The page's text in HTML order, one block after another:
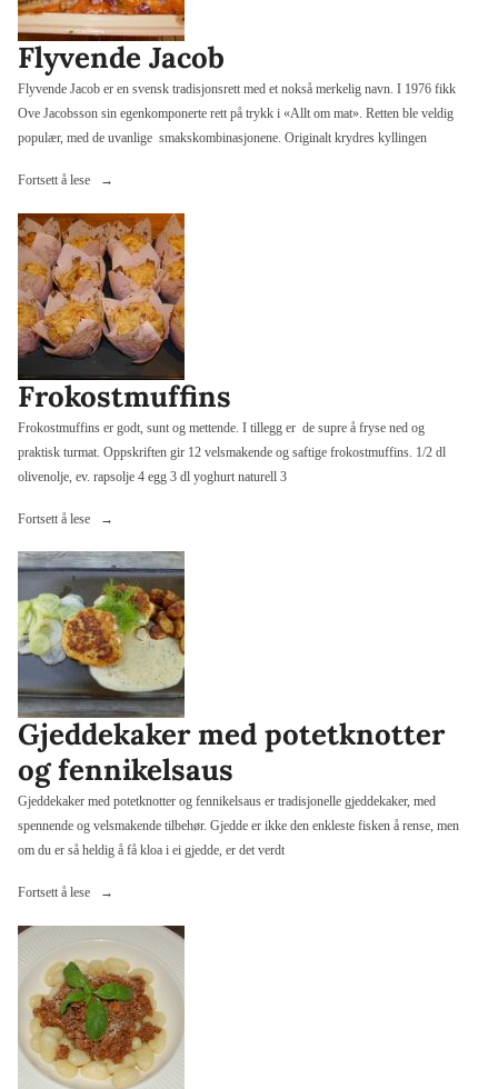
Flyvende Jacob
Flyvende Jacob er en svensk tradisjonsrett med et nokså merkelig navn. I 1976 fikk
Ove Jacobsson sin egenkomponerte rett på trykk i «Allt om mat». Retten ble veldig
populær, med de uvanlige smakskombinasjonene. Originalt krydres kyllingen
Fortsett å lese
«Flyvende
Frokostmuffins
Frokostmuffins er godt, sunt og mettende. I tillegg er de supre å fryse ned og
praktisk turmat. Oppskriften gir 12 velsmakende og saftige frokostmuffins. 1/2 dl
olivenolje, ev. rapsolje 4 egg 3 dl yoghurt naturell 3
Fortsett å lese «Frokostmuffins»
Gjeddekaker med potetknotter
og fennikelsaus
Gjeddekaker med potetknotter og fennikelsaus er tradisjonelle gjeddekaker, med
spennende og velsmakende tilbehør. Gjedde er ikke den enkleste fisken å rense, men
om du er så heldig å få kloa i ei gjedde, er det verdt
Fortsett å lese
«Gjeddekaker
potetknotter
og
fennikelsaus»